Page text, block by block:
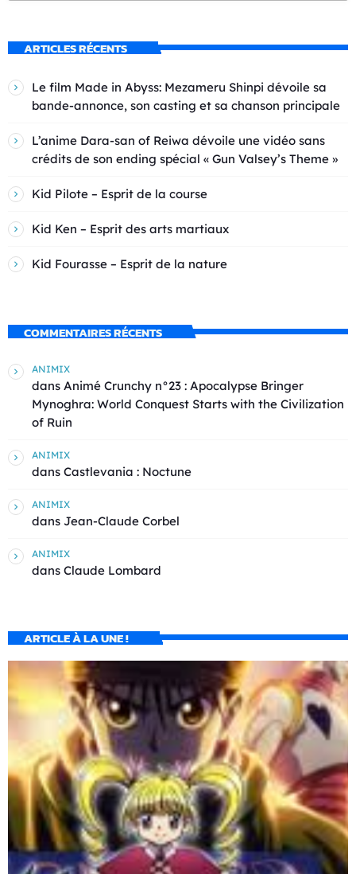
ARTICLES RÉCENTS
Le film Made in Abyss: Mezameru Shinpi dévoile sa
bande-annonce, son casting et sa chanson principale
L’anime Dara-san of Reiwa dévoile une vidéo sans
crédits de son ending spécial « Gun Valsey’s Theme »
Kid Pilote – Esprit de la course
Kid Ken – Esprit des arts martiaux
Kid Fourasse – Esprit de la nature
COMMENTAIRES RÉCENTS
ANIMIX
dans Animé Crunchy n°23 : Apocalypse Bringer
Mynoghra: World Conquest Starts with the Civilization
of Ruin
ANIMIX
dans Castlevania : Noctune
ANIMIX
dans Jean-Claude Corbel
ANIMIX
dans Claude Lombard
ARTICLE À LA UNE !